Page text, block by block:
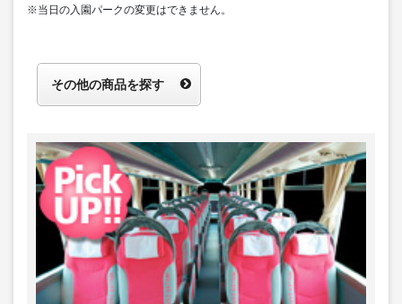
※当日の入園パークの変更はできません。
その他の商品を探す